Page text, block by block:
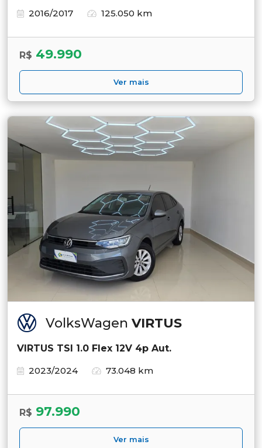
2016/2017
125.050 km
R$ 49.990
Ver mais
VolksWagen VIRTUS
VIRTUS TSI 1.0 Flex 12V 4p Aut.
2023/2024
73.048 km
R$ 97.990
Ver mais